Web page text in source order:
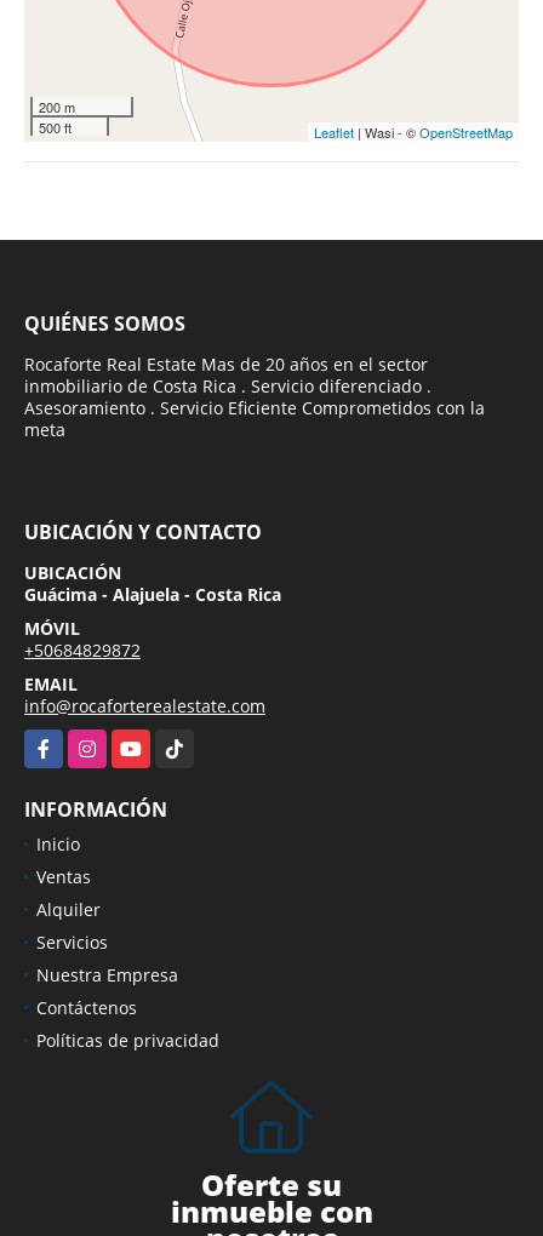
200 m
500 ft
Leaflet | Wasi - ©OpenStreetMap
QUIÉNES SOMOS
Rocaforte Real Estate Mas de 20 años en el sector
inmobiliario de Costa Rica . Servicio diferenciado .
Asesoramiento . Servicio Eficiente Comprometidos con la
meta
UBICACIÓN Y CONTACTO
UBICACIÓN
Guácima - Alajuela - Costa Rica
MÓVIL
+50684829872
EMAIL
info@rocaforterealestate.com
FacebookInstagramYouTubeTikTok
INFORMACIÓN
Inicio
Ventas
Alquiler
Servicios
Nuestra Empresa
Contáctenos
Políticas de privacidad
Oferte su
inmueble con